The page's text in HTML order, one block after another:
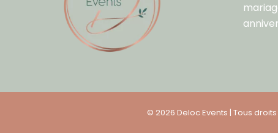
© 2026 Deloc Events | Tous